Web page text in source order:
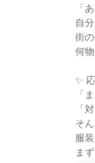
「
自
街
何
✨
「
「
そ
服
ま